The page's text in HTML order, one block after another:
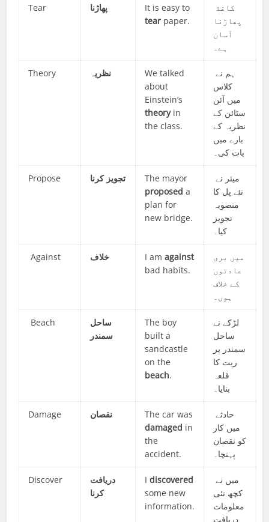
Tear پھاڑنا
It is easy to
tear paper.
پھاڑنا
آسان
ہے۔
Theory نظریہ
We talked
about
Einstein’s
theoryin
the class.
ہم نے
کلاس
میں آئن
سٹائن کے
نظریہ کے
بارے میں
بات کی۔
Propose تجویز کرنا
The mayor
proposed a
plan for
new bridge.
میئر نے
نئے پل کا
منصوبہ
تجویز
کیا۔
Against خلاف I amagainst
bad habits.
میں بری
عادتوں
کے خلاف
ہوں۔
Beach
ساحل
سمندر
The boy
built a
sandcastle
on the
beach.
لڑکے نے
ساحل
سمندر پر
ریت کا
قلعہ
بنایا۔
Damage نقصان
The car was
damaged in
the
accident.
حادثے
میں کار
کو نقصان
پہنچا۔
Discover
دریافت
کرنا
Idiscovered
some new
information.
میں نے
کچھ نئی
معلومات
دریافت